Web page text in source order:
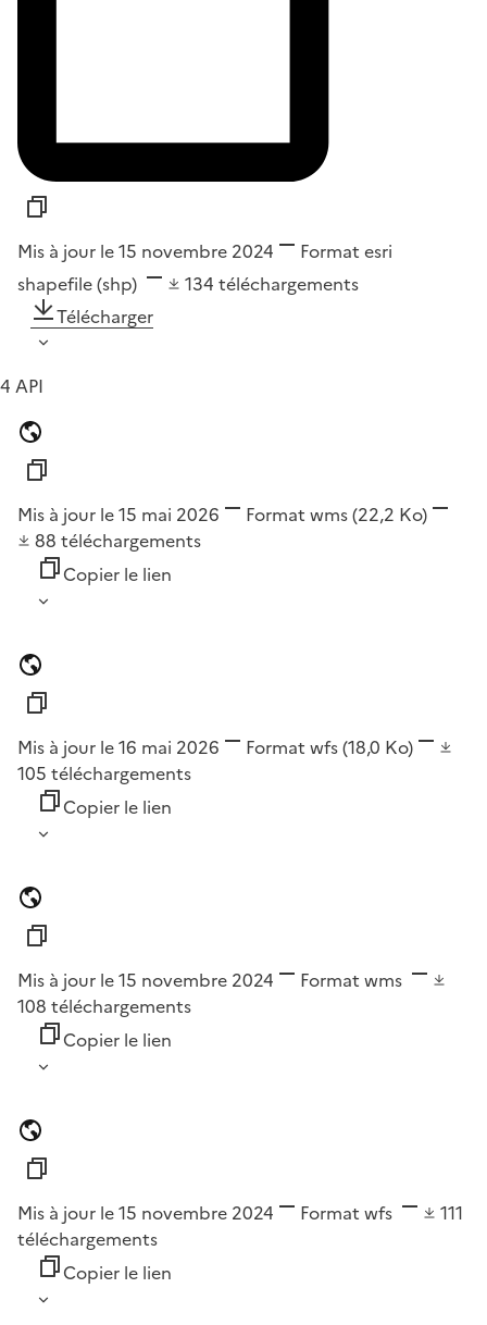
Mis à jour le 15 novembre 2024 Format esri
shapefile (shp)
134 téléchargements
Télécharger
4 API
Mis à jour le 15 mai 2026 Format wms(22,2 Ko)
88 téléchargements
Copier le lien
Mis à jour le 16 mai 2026 Format wfs(18,0 Ko)
105 téléchargements
Copier le lien
Mis à jour le 15 novembre 2024 Format wms
108 téléchargements
Copier le lien
Mis à jour le 15 novembre 2024 Format wfs
111
téléchargements
Copier le lien